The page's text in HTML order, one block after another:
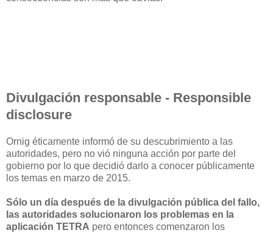
Divulgación responsable - Responsible
disclosure
Ornig éticamente informó de su descubrimiento a las
autoridades, pero no vió ninguna acción por parte del
gobierno por lo que decidió darlo a conocer públicamente
los temas en marzo de 2015.
Sólo un día después de la divulgación pública del fallo,
las autoridades solucionaron los problemas en la
aplicación TETRA pero entonces comenzaron los